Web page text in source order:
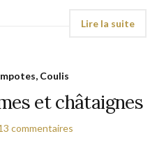
Coulis
et châtaignes
commentaires